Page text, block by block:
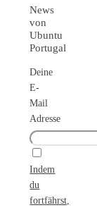
News
von
Ubuntu
Portugal
Deine
E-
Mail
Adresse
Indem
du
fortfährst,